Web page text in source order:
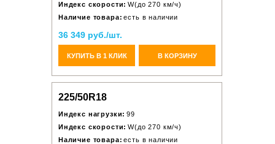
Индекс скорости: W(до 270 км/ч)
Наличие товара: есть в наличии
36 349 руб./шт.
КУПИТЬ В 1 КЛИК В КОРЗИНУ
225/50R18
Индекс нагрузки: 99
Индекс скорости: W(до 270 км/ч)
Наличие товара: есть в наличии